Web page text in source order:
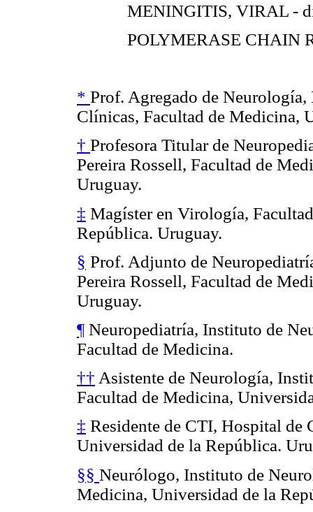
MENINGITIS, VIRAL -
POLYMERASE CHAIN
* Prof. Agregado de
Clínicas, Facultad de Medicina,
† Profesora Titular de
Pereira Rossell, Facultad de
Uruguay.
‡ Magíster en Virología,
República. Uruguay.
§ Prof. Adjunto de
Pereira Rossell, Facultad de
Uruguay.
¶ Neuropediatría, Instituto de
Facultad de Medicina.
†† Asistente de Neurología,
Facultad de Medicina,
‡ Residente de CTI, Hospital de
Universidad de la República.
§§ Neurólogo, Instituto de
Medicina, Universidad de la